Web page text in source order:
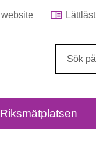
Lättläst
Riksmätplatsen